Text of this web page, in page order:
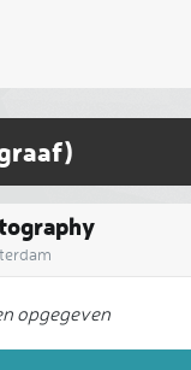
opgegeven